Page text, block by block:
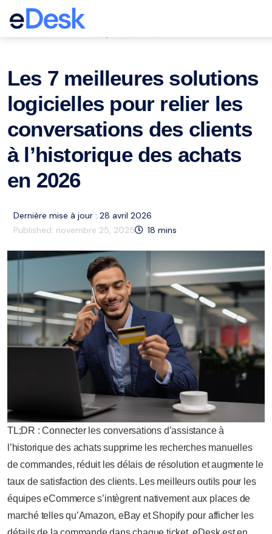
eCommerce Support Central
Les 7 meilleures solutions
logicielles pour relier les
conversations des clients
à l’historique des achats
en 2026
Dernière mise à jour : 28 avril 2026
Published: novembre 25, 2025 18 mins
TL;DR : Connecter les conversations d’assistance à
l’historique des achats supprime les recherches manuelles
de commandes, réduit les délais de résolution et augmente le
taux de satisfaction des clients. Les meilleurs outils pour les
équipes eCommerce s’intègrent nativement aux places de
marché telles qu’Amazon, eBay et Shopify pour afficher les